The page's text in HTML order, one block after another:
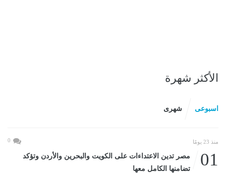
الأكثر شهرة
اسبوعى شهرى
منذ 23 يومًا 0
01
مصر تدين الاعتداءات على الكويت والبحرين والأردن وتؤكد
تضامنها الكامل معها